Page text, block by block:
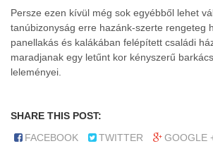
Persze ezen kívül még sok egyébből lehet
tanúbizonyság erre hazánk-szerte rengeteg
panellakás és kalákában felépített családi
maradjanak egy letűnt kor kényszerű
leleményei.
SHARE THIS POST:
FACEBOOK
TWITTER GOOGLE